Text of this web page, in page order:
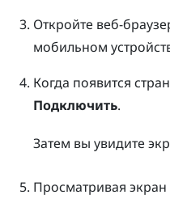
Откройте веб-
мобильном
Когда появится
Подключить.
Затем вы увидите
Просматривая